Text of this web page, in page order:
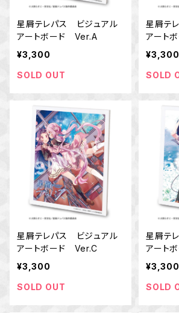
星屑テレパス ビジュアル
アートボード Ver.A
¥3,300
SOLD OUT
星屑テ
アート
¥3,300
SOLD
星屑テレパス ビジュアル
アートボード Ver.C
¥3,300
SOLD OUT
星屑テ
アート
¥3,300
SOLD